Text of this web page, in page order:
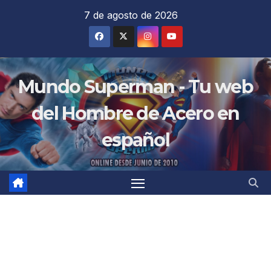
7 de agosto de 2026
Mundo Superman - Tu web
del Hombre de Acero en
español